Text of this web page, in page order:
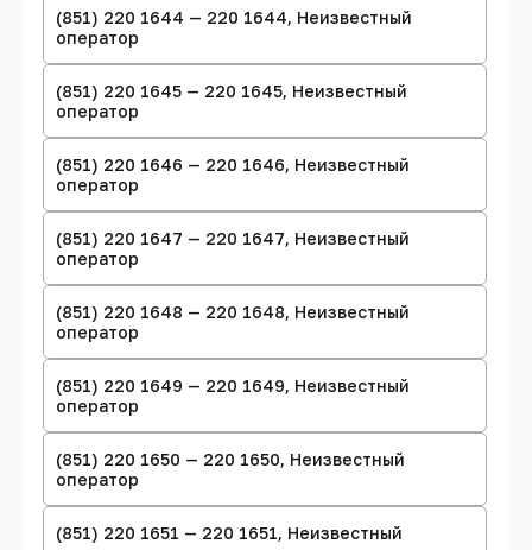
(851) 220 1644 — 220 1644, Неизвестный
оператор
(851) 220 1645 — 220 1645, Неизвестный
оператор
(851) 220 1646 — 220 1646, Неизвестный
оператор
(851) 220 1647 — 220 1647, Неизвестный
оператор
(851) 220 1648 — 220 1648, Неизвестный
оператор
(851) 220 1649 — 220 1649, Неизвестный
оператор
(851) 220 1650 — 220 1650, Неизвестный
оператор
(851) 220 1651 — 220 1651, Неизвестный